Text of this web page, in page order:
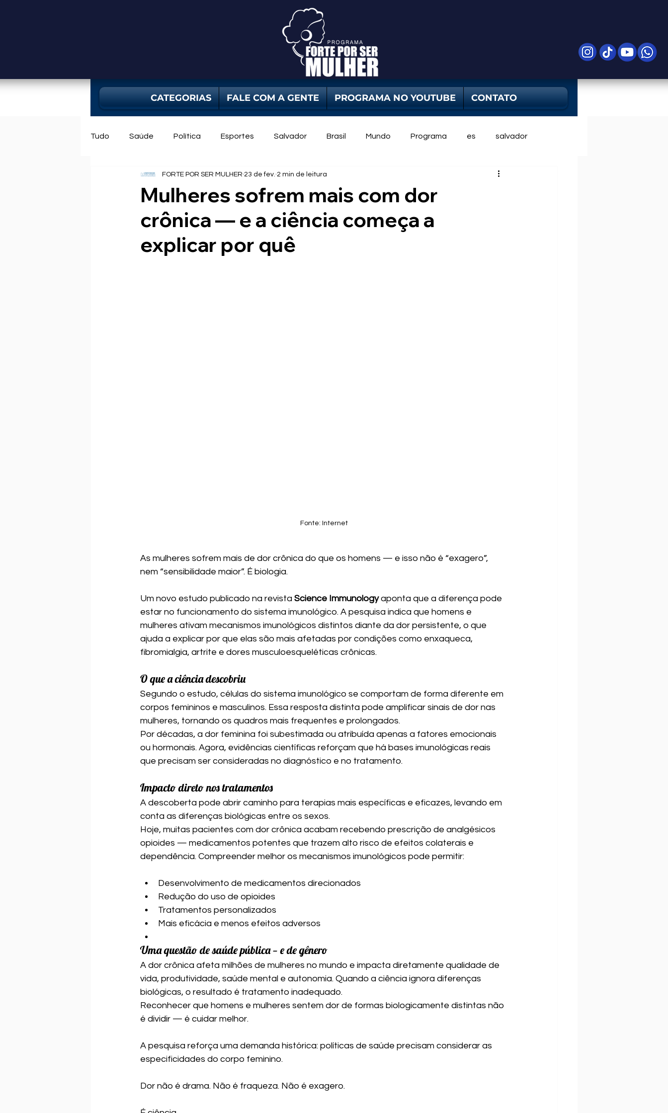
CATEGORIAS FALE COM A GENTE PROGRAMA NO YOUTUBE CONTATO
Tudo Saúde Política Esportes Salvador Brasil Mundo Programa es salvador
Mercado Bahia Utilidade Pública Violência Contra Mulher
Mulheres sofrem mais com dor
crônica — e a ciência começa a
explicar por quê
FORTE POR SER MULHER 23 de fev. 2 min de leitura
Fonte: Internet
As mulheres sofrem mais de dor crônica do que os homens — e isso não é “exagero”,
nem “sensibilidade maior”. É biologia.
Um novo estudo publicado na revista Science Immunology aponta que a diferença pode
estar no funcionamento do sistema imunológico. A pesquisa indica que homens e
mulheres ativam mecanismos imunológicos distintos diante da dor persistente, o que
ajuda a explicar por que elas são mais afetadas por condições como enxaqueca,
fibromialgia, artrite e dores musculoesqueléticas crônicas.
O que a ciência descobriu
Segundo o estudo, células do sistema imunológico se comportam de forma diferente em
corpos femininos e masculinos. Essa resposta distinta pode amplificar sinais de dor nas
mulheres, tornando os quadros mais frequentes e prolongados.
Por décadas, a dor feminina foi subestimada ou atribuída apenas a fatores emocionais
ou hormonais. Agora, evidências científicas reforçam que há bases imunológicas reais
que precisam ser consideradas no diagnóstico e no tratamento.
Impacto direto nos tratamentos
A descoberta pode abrir caminho para terapias mais específicas e eficazes, levando em
conta as diferenças biológicas entre os sexos.
Hoje, muitas pacientes com dor crônica acabam recebendo prescrição de analgésicos
opioides — medicamentos potentes que trazem alto risco de efeitos colaterais e
dependência. Compreender melhor os mecanismos imunológicos pode permitir:
Desenvolvimento de medicamentos direcionados
Redução do uso de opioides
Tratamentos personalizados
Mais eficácia e menos efeitos adversos
Uma questão de saúde pública — e de gênero
A dor crônica afeta milhões de mulheres no mundo e impacta diretamente qualidade de
vida, produtividade, saúde mental e autonomia. Quando a ciência ignora diferenças
biológicas, o resultado é tratamento inadequado.
Reconhecer que homens e mulheres sentem dor de formas biologicamente distintas não
é dividir — é cuidar melhor.
A pesquisa reforça uma demanda histórica: políticas de saúde precisam considerar as
especificidades do corpo feminino.
Dor não é drama. Não é fraqueza. Não é exagero.